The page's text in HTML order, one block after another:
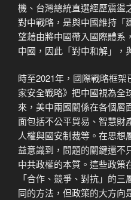
機、台灣總統直選經歷震盪
對中戰略，是與中國維持「
望藉由將中國帶入國際體系
中國，因此「對中和解」，
時至2021年，國際戰略框
家安全戰略》把中國視為全
來，美中兩國關係在各個層
面包括不公平貿易、智慧財
人權與國安制裁等。在思想
益意識到，問題的關鍵還不
中共政權的本質。這些政策
「合作、競爭、對抗」的
同的方法，但政策的大方向